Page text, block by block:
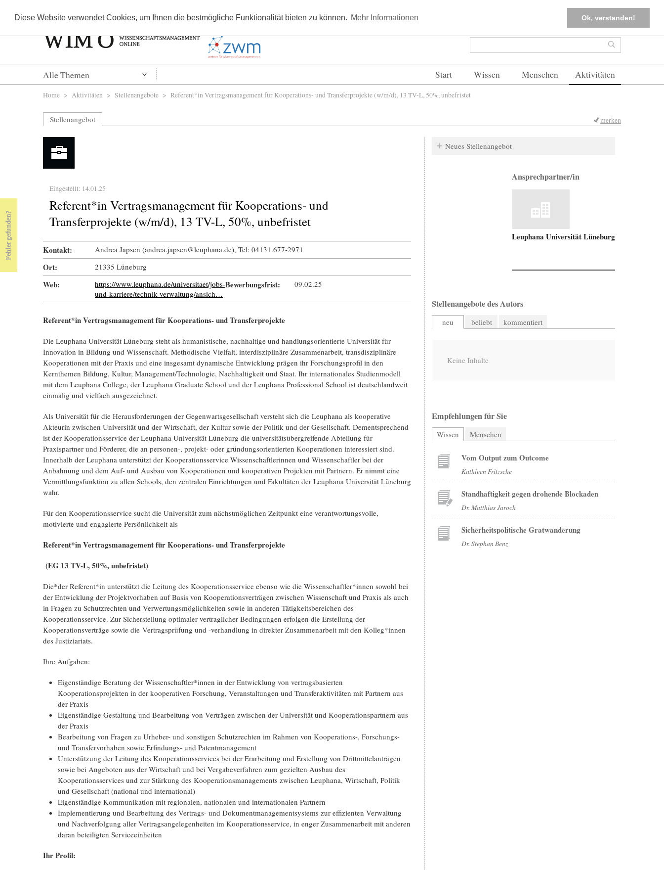
Diese Website verwendet Cookies, um Ihnen die bestmögliche Funktionalität bieten zu können. Mehr Informationen Ok, verstanden!
Kostenlos registrieren FAQs Einloggen
Suchformular Suche
Alle Themen Start Wissen Menschen Aktivitäten
Sie sind hier
Home > Aktivitäten > Stellenangebote > Referent*in Vertragsmanagement für Kooperations- und Transferprojekte (w/m/d), 13 TV-L, 50%, unbefristet
Stellenangebot merken
Eingestellt: 14.01.25
Referent*in Vertragsmanagement für Kooperations- und
Transferprojekte (w/m/d), 13 TV-L, 50%, unbefristet
Kontakt: Andrea Japsen (andrea.japsen@leuphana.de), Tel: 04131.677-2971
Ort: 21335 Lüneburg
Web:
https://www.leuphana.de/universitaet/jobs-
und-karriere/technik-verwaltung/ansich…
Bewerbungsfrist: 09.02.25
Referent*in Vertragsmanagement für Kooperations- und Transferprojekte
Die Leuphana Universität Lüneburg steht als humanistische, nachhaltige und handlungsorientierte Universität für
Innovation in Bildung und Wissenschaft. Methodische Vielfalt, interdisziplinäre Zusammenarbeit, transdisziplinäre
Kooperationen mit der Praxis und eine insgesamt dynamische Entwicklung prägen ihr Forschungsprofil in den
Kernthemen Bildung, Kultur, Management/Technologie, Nachhaltigkeit und Staat. Ihr internationales Studienmodell
mit dem Leuphana College, der Leuphana Graduate School und der Leuphana Professional School ist deutschlandweit
einmalig und vielfach ausgezeichnet.
Als Universität für die Herausforderungen der Gegenwartsgesellschaft versteht sich die Leuphana als kooperative
Akteurin zwischen Universität und der Wirtschaft, der Kultur sowie der Politik und der Gesellschaft. Dementsprechend
ist der Kooperationsservice der Leuphana Universität Lüneburg die universitätsübergreifende Abteilung für
Praxispartner und Förderer, die an personen-, projekt- oder gründungsorientierten Kooperationen interessiert sind.
Innerhalb der Leuphana unterstützt der Kooperationsservice Wissenschaftlerinnen und Wissenschaftler bei der
Anbahnung und dem Auf- und Ausbau von Kooperationen und kooperativen Projekten mit Partnern. Er nimmt eine
Vermittlungsfunktion zu allen Schools, den zentralen Einrichtungen und Fakultäten der Leuphana Universität Lüneburg
wahr.
Für den Kooperationsservice sucht die Universität zum nächstmöglichen Zeitpunkt eine verantwortungsvolle,
motivierte und engagierte Persönlichkeit als
Referent*in Vertragsmanagement für Kooperations- und Transferprojekte
(EG 13 TV-L, 50%, unbefristet)
Die*der Referent*in unterstützt die Leitung des Kooperationsservice ebenso wie die Wissenschaftler*innen sowohl bei
der Entwicklung der Projektvorhaben auf Basis von Kooperationsverträgen zwischen Wissenschaft und Praxis als auch
in Fragen zu Schutzrechten und Verwertungsmöglichkeiten sowie in anderen Tätigkeitsbereichen des
Kooperationsservice. Zur Sicherstellung optimaler vertraglicher Bedingungen erfolgen die Erstellung der
Kooperationsverträge sowie die Vertragsprüfung und -verhandlung in direkter Zusammenarbeit mit den Kolleg*innen
des Justiziariats.
Ihre Aufgaben:
Eigenständige Beratung der Wissenschaftler*innen in der Entwicklung von vertragsbasierten
Kooperationsprojekten in der kooperativen Forschung, Veranstaltungen und Transferaktivitäten mit Partnern aus
der Praxis
Eigenständige Gestaltung und Bearbeitung von Verträgen zwischen der Universität und Kooperationspartnern aus
der Praxis
Bearbeitung von Fragen zu Urheber- und sonstigen Schutzrechten im Rahmen von Kooperations-, Forschungs-
und Transfervorhaben sowie Erfindungs- und Patentmanagement
Unterstützung der Leitung des Kooperationsservices bei der Erarbeitung und Erstellung von Drittmittelanträgen
sowie bei Angeboten aus der Wirtschaft und bei Vergabeverfahren zum gezielten Ausbau des
Kooperationsservices und zur Stärkung des Kooperationsmanagements zwischen Leuphana, Wirtschaft, Politik
und Gesellschaft (national und international)
Eigenständige Kommunikation mit regionalen, nationalen und internationalen Partnern
Implementierung und Bearbeitung des Vertrags- und Dokumentmanagementsystems zur effizienten Verwaltung
und Nachverfolgung aller Vertragsangelegenheiten im Kooperationsservice, in enger Zusammenarbeit mit anderen
daran beteiligten Serviceeinheiten
Ihr Profil:
Neues Stellenangebot
Ansprechpartner/in
Leuphana Universität Lüneburg
Stellenangebote des Autors
neu beliebt kommentiert
Keine Inhalte
Empfehlungen für Sie
Wissen (aktiver Reiter)
Menschen
Vom Output zum Outcome
Kathleen Fritzsche
Standhaftigkeit gegen drohende Blockaden
Dr. Matthias Jaroch
Sicherheitspolitische Gratwanderung
Dr. Stephan Benz